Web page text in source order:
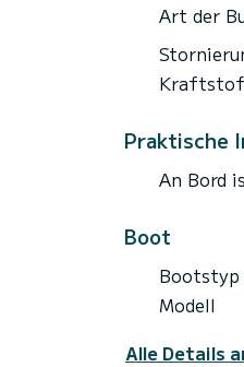
Art der
Praktische
An Bord
Boot
Bootstyp
Modell
Alle Details